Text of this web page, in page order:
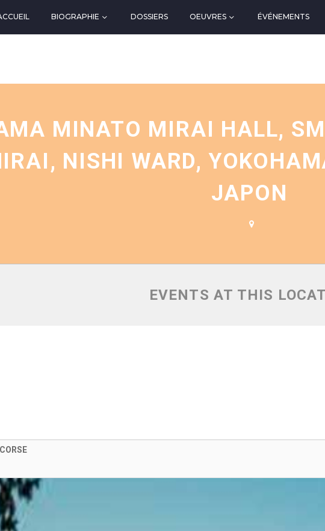
BIOGRAPHIE DOSSIERS OEUVRES ÉVÉNEMENTS
MINATO MIRAI HALL,
NISHI WARD,
JAPON
EVENTS AT THIS